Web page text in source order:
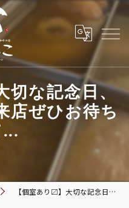
切な記念日、
店ぜひお待ち
...
【個室あり〼】大切な記念日、お祝い事でのご来店ぜひお待ちして...